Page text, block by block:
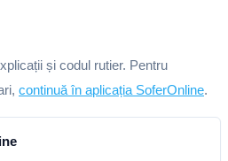
și codul rutier. Pentru
continuă în aplicația SoferOnline.